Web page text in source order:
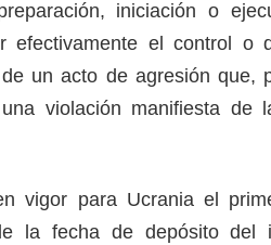
iniciación o
efectivamente el control o
un acto de agresión que,
violación manifiesta de
vigor para Ucrania el
la fecha de depósito del